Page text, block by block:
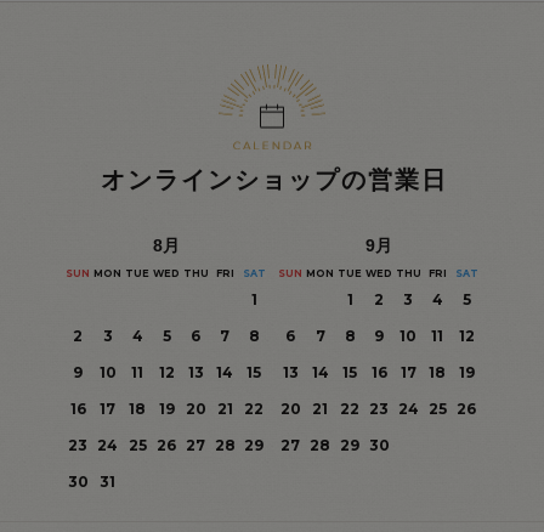
オンラインショップの営業日
8月
SUN MON TUE WED THU FRI SAT
1
2
3 4 5 6 7
8
9
10 11 12 13 14
15
16
17 18 19 20 21
22
23
24 25 26 27 28 29
30
31
9月
SUN MON TUE WED THU FRI SAT
1 2 3 4
5
6
7 8 9 10 11
12
13
14 15 16 17 18
19
20
21 22 23 24 25
26
27 28 29 30